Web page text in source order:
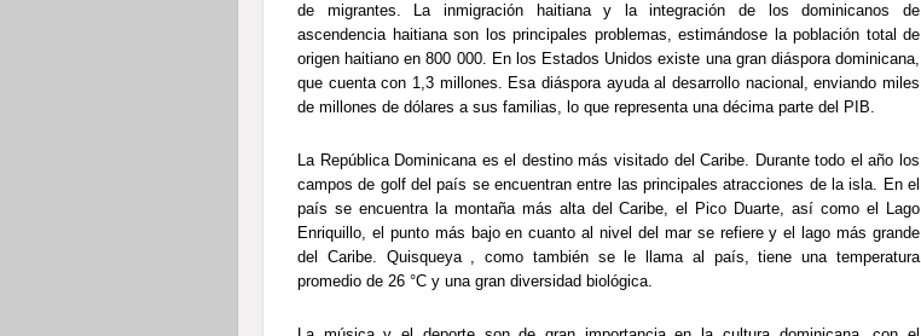
de migrantes. La inmigración haitiana y la integración de los dominicanos de
ascendencia haitiana son los principales problemas, estimándose la población total de
origen haitiano en 800 000. En los Estados Unidos existe una gran diáspora dominicana,
que cuenta con 1,3 millones. Esa diáspora ayuda al desarrollo nacional, enviando miles
de millones de dólares a sus familias, lo que representa una décima parte del PIB.
La República Dominicana es el destino más visitado del Caribe. Durante todo el año los
campos de golf del país se encuentran entre las principales atracciones de la isla. En el
país se encuentra la montaña más alta del Caribe, el Pico Duarte, así como el Lago
Enriquillo, el punto más bajo en cuanto al nivel del mar se refiere y el lago más grande
del Caribe. Quisqueya , como también se le llama al país, tiene una temperatura
promedio de 26 °C y una gran diversidad biológica.